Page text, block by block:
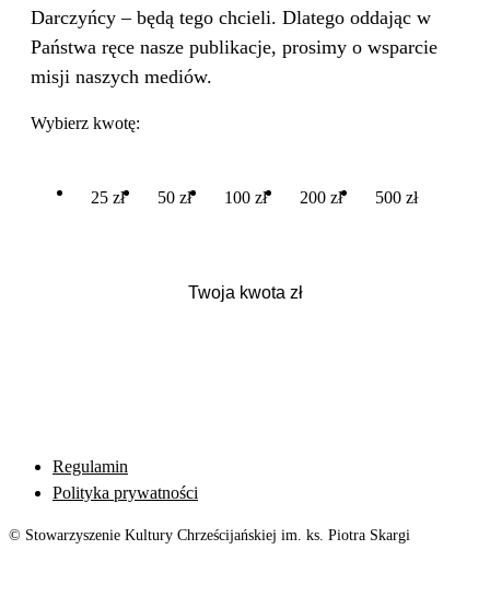
Darczyńcy – będą tego chcieli. Dlatego oddając w
Państwa ręce nasze publikacje, prosimy o wsparcie
misji naszych mediów.
Wybierz kwotę:
25 zł 50 zł 100 zł 200 zł 500 zł
Regulamin
Polityka prywatności
© Stowarzyszenie Kultury Chrześcijańskiej im. ks. Piotra Skargi